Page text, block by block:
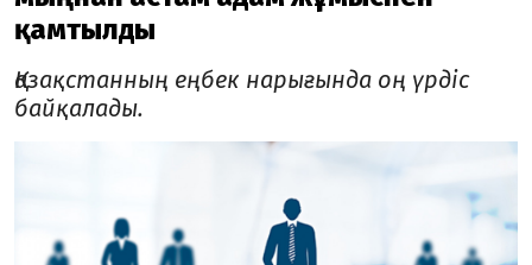
қамтылды
Қазақстанның еңбек нарығында оң үрдіс
байқалады.